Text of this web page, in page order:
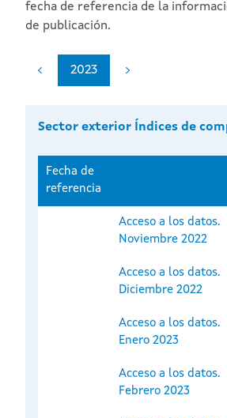
fecha de referencia de la
de publicación.
2023
Sector exterior Índices de
Fecha de
referencia
Acceso a los datos.
Noviembre 2022
Acceso a los datos.
Diciembre 2022
Acceso a los datos.
Enero 2023
Acceso a los datos.
Febrero 2023